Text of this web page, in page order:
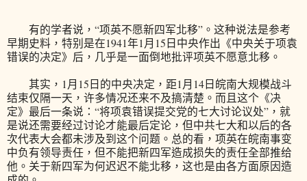
有的学者说，“项英不愿新四军北移”。这种说法是参考
早期史料，特别是在1941年1月15日中央作出《中央关于项袁
错误的决定》后，几乎是一面倒地批评项英不愿意北移。
其实，1月15日的中央决定，距1月14日皖南大规模战斗
结束仅隔一天，许多情况还来不及搞清楚。而且这个《决
定》最后一条说：“将项袁错误提交党的七大讨论议处”，就
是说还需要经过讨论才能最后定论，但中共七大和以后的各
次代表大会都未涉及到这个问题。总的看，项英在皖南事变
中负有领导责任，但不能把新四军造成损失的责任全部推给
他。关于新四军为何迟迟不能北移，这也是由各方面原因造